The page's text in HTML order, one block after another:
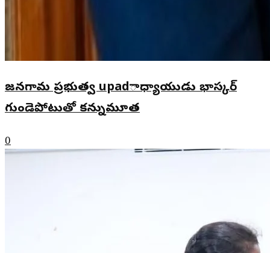
జనగామ ప్రభుత్వ upadాధ్యాయుడు భాస్కర్
గుండెపోటుతో కన్నుమూత
0